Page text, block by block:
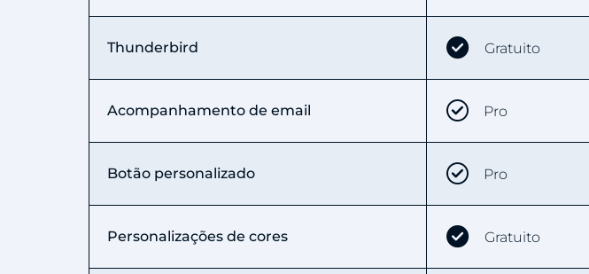
Thunderbird Gratuito
Acompanhamento de email Pro
Botão personalizado Pro
Personalizações de cores Gratuito